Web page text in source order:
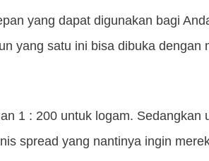
yang dapat digunakan bagi
yang satu ini bisa dibuka dengan
1 : 200 untuk logam. Sedangkan
spread yang nantinya ingin